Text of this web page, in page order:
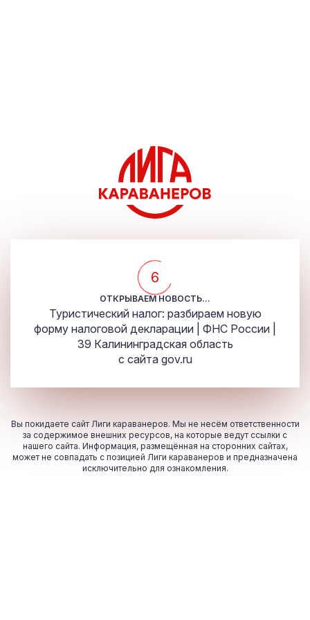
5
ОТКРЫВАЕМ НОВОСТЬ...
Туристический налог: разбираем новую
форму налоговой декларации | ФНС России |
39 Калининградская область
с сайта gov.ru
Вы покидаете сайт Лиги караванеров. Мы не несём ответственности
за содержимое внешних ресурсов, на которые ведут ссылки с
нашего сайта. Информация, размещённая на сторонних сайтах,
может не совпадать с позицией Лиги караванеров и предназначена
исключительно для ознакомления.